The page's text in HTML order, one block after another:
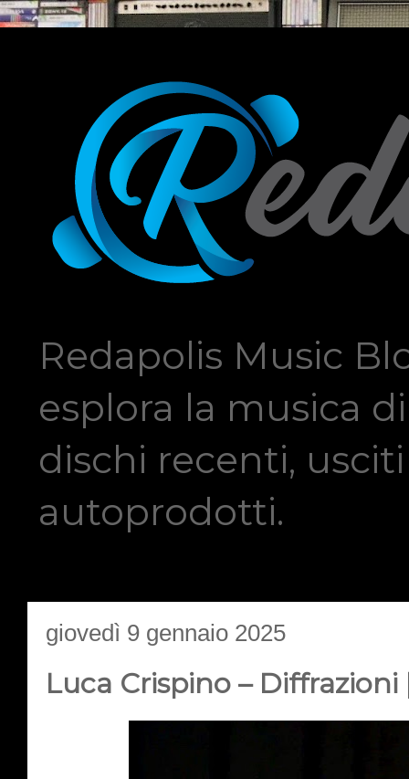
Redapolis Music
esplora la musica
dischi recenti,
autoprodotti.
giovedì 9 gennaio 2025
Luca Crispino –